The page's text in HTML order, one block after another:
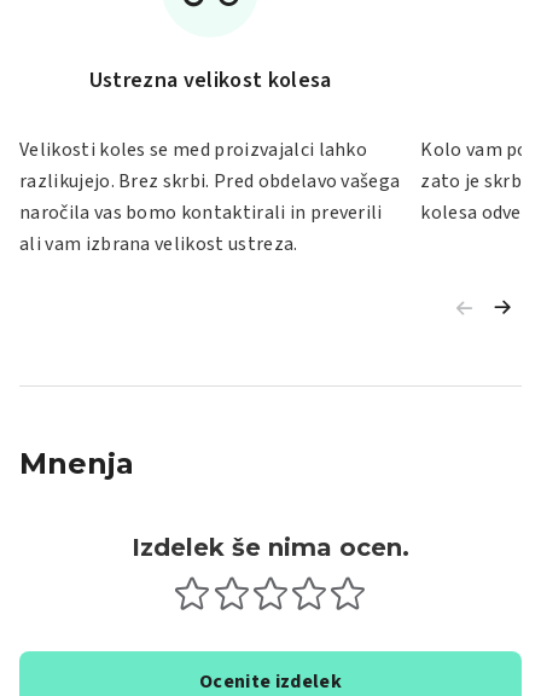
Ustrezna velikost kolesa
Velikosti koles se med proizvajalci lahko
razlikujejo. Brez skrbi. Pred obdelavo vašega
naročila vas bomo kontaktirali in preverili
ali vam izbrana velikost ustreza.
Kolo vam po
zato je skrb
kolesa odveč.
Mnenja
Izdelek še nima ocen.
Ocenite izdelek